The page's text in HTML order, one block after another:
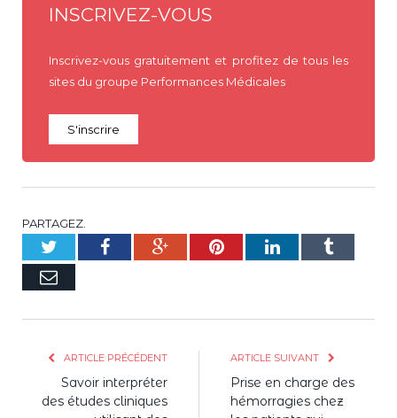
INSCRIVEZ-VOUS
Inscrivez-vous gratuitement et profitez de tous les
sites du groupe Performances Médicales
S'inscrire
PARTAGEZ.
TwitterFacebookGoogle+PinterestLinkedInTumblr
E-
ARTICLE PRÉCÉDENT
Savoir interpréter
des études cliniques
ARTICLE SUIVANT
Prise en charge des
hémorragies chez